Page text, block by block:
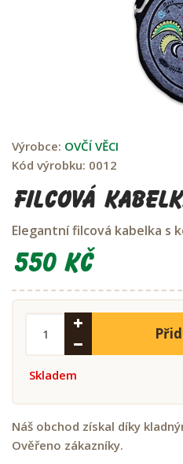
Výrobce: OVČÍ VĚCI
Kód výrobku: 0012
Filcová
Elegantní filcová kabelka s
550 Kč
Skladem
Náš obchod získal díky
Ověřeno zákazníky.